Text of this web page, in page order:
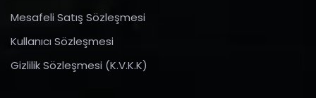
Mesafeli Satış Sözleşmesi
Kullanıcı Sözleşmesi
Gizlilik Sözleşmesi (K.V.K.K)